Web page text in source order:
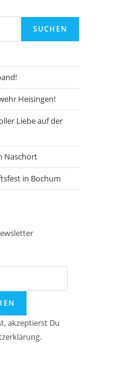
SUCHEN
Heisingen!
Liebe auf der
Naschort
in Bochum
akzeptierst Du